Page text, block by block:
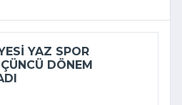
YAZ SPOR
DÖNEM